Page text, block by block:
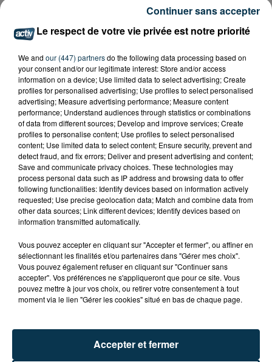
Tarif Payant
Le Salon de la gastronomie et des Arts de la table,
aura lieu samedi 17 et dimanche 18 octobre à Saint-
Galmier, place de la Devise à la Galerie du Caveau des
Arts à Saint-Galmier, en partenariat avec la Source
BADOIT.
Entrée gratuite.
spécialités, mais aussi ateliers cuisine et œnologie sur
inscriptions au tarif de 10€ par personne !
Le respect de votre vie privée est notre priorité
We and our (447) partnersdo the following data processing based on
your consent and/or our legitimate interest: Store and/or access
information on a device; Use limited data to select advertising; Create
profiles for personalised advertising; Use profiles to select personalised
advertising; Measure advertising performance; Measure content
performance; Understand audiences through statistics or combinations
of data from different sources; Develop and improve services; Create
profiles to personalise content; Use profiles to select personalised
content; Use limited data to select content; Ensure security, prevent and
detect fraud, and fix errors; Deliver and present advertising and content;
Save and communicate privacy choices. These technologies may
process personal data such as IP address and browsing data to offer
following functionalities: Identify devices based on information actively
requested; Use precise geolocation data; Match and combine data from
other data sources; Link different devices; Identify devices based on
information transmitted automatically.
Vous pouvez accepter en cliquant sur "Accepter et fermer", ou affiner en
sélectionnant les finalités et/ou partenaires dans "Gérer mes choix".
Vous pouvez également refuser en cliquant sur "Continuer sans
accepter". Vos préférences ne s'appliqueront que pour ce site. Vous
pouvez mettre à jour vos choix, ou retirer votre consentement à tout
moment via le lien "Gérer les cookies" situé en bas de chaque page.
Accepter et fermer
Continuer sans accepter